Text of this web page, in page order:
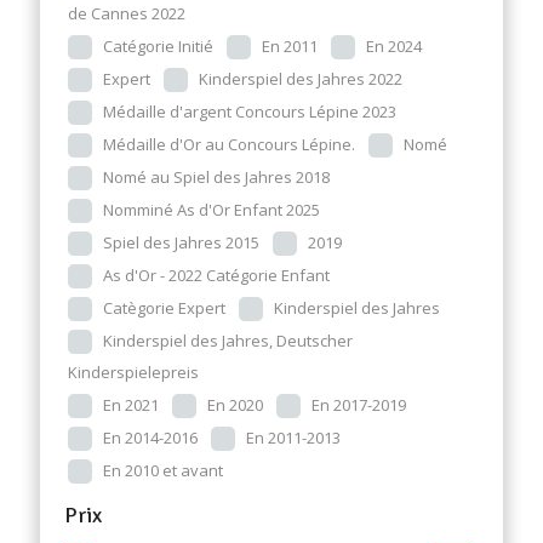
de Cannes 2022
Catégorie Initié
En 2011
En 2024
Expert
Kinderspiel des Jahres 2022
Médaille d'argent Concours Lépine 2023
Médaille d'Or au Concours Lépine.
Nomé
Nomé au Spiel des Jahres 2018
Nomminé As d'Or Enfant 2025
Spiel des Jahres 2015
2019
As d'Or - 2022 Catégorie Enfant
Catègorie Expert
Kinderspiel des Jahres
Kinderspiel des Jahres, Deutscher
Kinderspielepreis
En 2021
En 2020
En 2017-2019
En 2014-2016
En 2011-2013
En 2010 et avant
Prix